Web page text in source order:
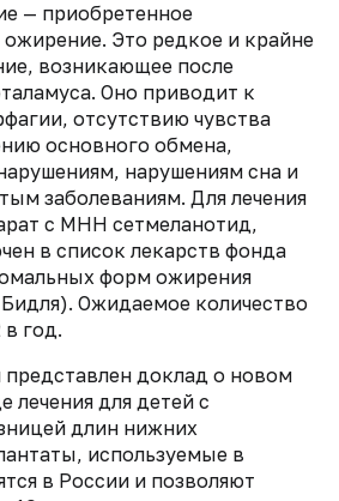
— приобретенное
ожирение. Это редкое и крайне
возникающее после
Оно приводит к
отсутствию чувства
основного обмена,
нарушениям сна и
заболеваниям. Для лечения
с МНН сетмеланотид,
в список лекарств фонда
форм ожирения
Ожидаемое количество
в год.
доклад о новом
лечения для детей с
длин нижних
используемые в
в России и позволяют